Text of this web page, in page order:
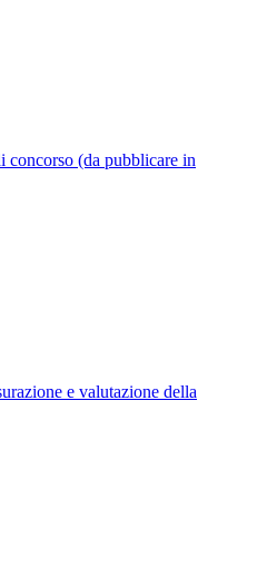
concorso (da pubblicare in
e valutazione della